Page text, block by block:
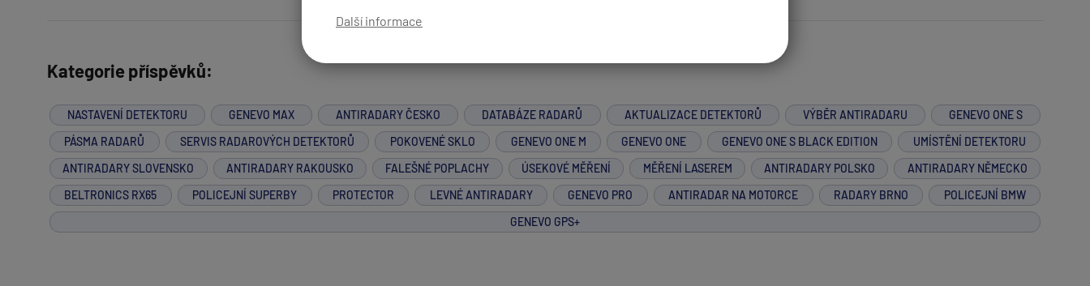
Další informace
Kategorie příspěvků:
NASTAVENÍ DETEKTORU GENEVO MAX ANTIRADARY ČESKO DATABÁZE RADARŮ AKTUALIZACE DETEKTORŮ VÝBĚR ANTIRADARU
GENEVO ONE S
PÁSMA RADARŮ
SERVIS RADAROVÝCH DETEKTORŮ POKOVENÉ SKLO GENEVO ONE M GENEVO ONE GENEVO ONE S BLACK EDITION
UMÍSTĚNÍ DETEKTORU
ANTIRADARY SLOVENSKO
ANTIRADARY RAKOUSKO FALEŠNÉ POPLACHY ÚSEKOVÉ MĚŘENÍ MĚŘENÍ LASEREM ANTIRADARY POLSKO
ANTIRADARY NĚMECKO
BELTRONICS RX65
POLICEJNÍ SUPERBY PROTECTOR LEVNÉ ANTIRADARY GENEVO PRO ANTIRADAR NA MOTORCE RADARY BRNO
POLICEJNÍ BMW
GENEVO GPS+